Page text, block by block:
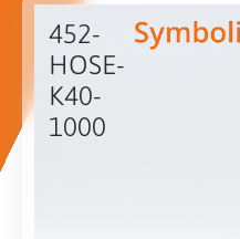
452-
HOSE-
K40-
1000
$ 115,00